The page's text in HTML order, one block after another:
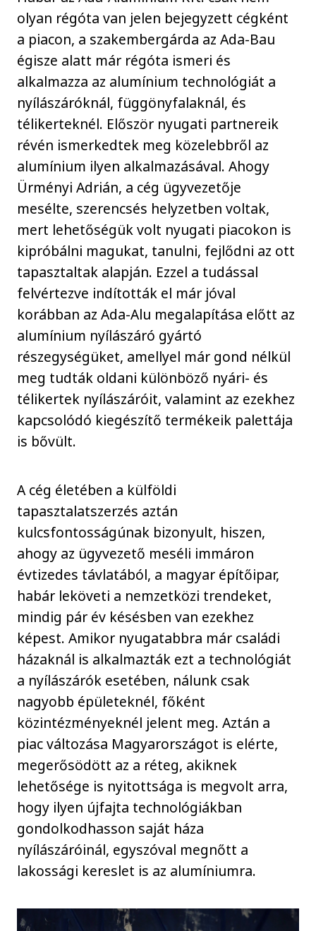
olyan régóta van jelen bejegyzett cégként
a piacon, a szakembergárda az Ada-Bau
égisze alatt már régóta ismeri és
alkalmazza az alumínium technológiát a
nyílászáróknál, függönyfalaknál, és
télikerteknél. Először nyugati partnereik
révén ismerkedtek meg közelebbről az
alumínium ilyen alkalmazásával. Ahogy
Ürményi Adrián, a cég ügyvezetője
mesélte, szerencsés helyzetben voltak,
mert lehetőségük volt nyugati piacokon is
kipróbálni magukat, tanulni, fejlődni az ott
tapasztaltak alapján. Ezzel a tudással
felvértezve indították el már jóval
korábban az Ada-Alu megalapítása előtt az
alumínium nyílászáró gyártó
részegységüket, amellyel már gond nélkül
meg tudták oldani különböző nyári- és
télikertek nyílászáróit, valamint az ezekhez
kapcsolódó kiegészítő termékeik palettája
is bővült.
A cég életében a külföldi
tapasztalatszerzés aztán
kulcsfontosságúnak bizonyult, hiszen,
ahogy az ügyvezető meséli immáron
évtizedes távlatából, a magyar építőipar,
habár leköveti a nemzetközi trendeket,
mindig pár év késésben van ezekhez
képest. Amikor nyugatabbra már családi
házaknál is alkalmazták ezt a technológiát
a nyílászárók esetében, nálunk csak
nagyobb épületeknél, főként
közintézményeknél jelent meg. Aztán a
piac változása Magyarországot is elérte,
megerősödött az a réteg, akiknek
lehetősége is nyitottsága is megvolt arra,
hogy ilyen újfajta technológiákban
gondolkodhasson saját háza
nyílászáróinál, egyszóval megnőtt a
lakossági kereslet is az alumíniumra.